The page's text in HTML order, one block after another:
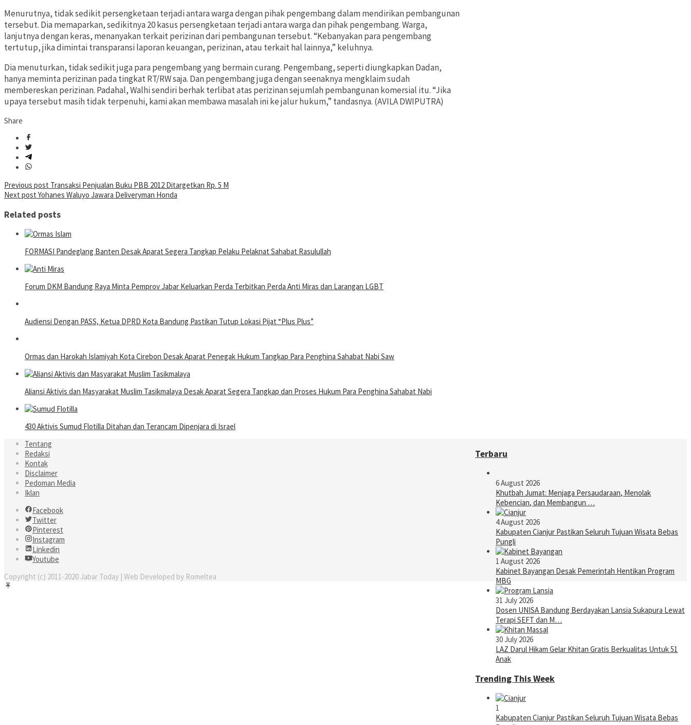
Menurutnya, tidak sedikit persengketaan terjadi antara warga dengan pihak pengembang dalam mendirikan pembangunan
tersebut. Dia memaparkan, sedikitnya 20 kasus persengketaan terjadi antara warga dan pihak pengembang. Warga,
lanjutnya dengan keras, menanyakan terkait perizinan dari pembangunan tersebut. “Kebanyakan para pengembang
tertutup, jika dimintai transparansi laporan keuangan, perizinan, atau terkait hal lainnya,” keluhnya.
Dia menuturkan, tidak sedikit juga para pengembang yang bermain curang. Pengembang, seperti diungkapkan Dadan,
hanya meminta perizinan pada tingkat RT/RW saja. Dan pengembang juga dengan seenaknya mengklaim sudah
membereskan perizinan. Padahal, Walhi sendiri berhak terlibat atas perizinan sejumlah pembangunan komersial itu. “Jika
upaya tersebut masih tidak terpenuhi, kami akan membawa masalah ini ke jalur hukum,” tandasnya. (AVILA DWIPUTRA)
Share
Post
navigation
Previous post Transaksi Penjualan Buku PBB 2012 Ditargetkan Rp. 5 M
Next post Yohanes Waluyo Jawara Deliveryman Honda
Related posts
FORMASI Pandeglang Banten Desak Aparat Segera Tangkap Pelaku Pelaknat Sahabat Rasulullah
Forum DKM Bandung Raya Minta Pemprov Jabar Keluarkan Perda Terbitkan Perda Anti Miras dan Larangan LGBT
Audiensi Dengan PASS, Ketua DPRD Kota Bandung Pastikan Tutup Lokasi Pijat “Plus Plus”
Ormas dan Harokah Islamiyah Kota Cirebon Desak Aparat Penegak Hukum Tangkap Para Penghina Sahabat Nabi Saw
Aliansi Aktivis dan Masyarakat Muslim Tasikmalaya Desak Aparat Segera Tangkap dan Proses Hukum Para Penghina Sahabat Nabi
430 Aktivis Sumud Flotilla Ditahan dan Terancam Dipenjara di Israel
Terbaru
6 August 2026
Khutbah Jumat: Menjaga Persaudaraan, Menolak
Kebencian, dan Membangun …
4 August 2026
Kabupaten Cianjur Pastikan Seluruh Tujuan Wisata Bebas
Pungli
1 August 2026
Kabinet Bayangan Desak Pemerintah Hentikan Program
MBG
31 July 2026
Dosen UNISA Bandung Berdayakan Lansia Sukapura Lewat
Terapi SEFT dan M…
30 July 2026
LAZ Darul Hikam Gelar Khitan Gratis Berkualitas Untuk 51
Anak
Trending This Week
1
Kabupaten Cianjur Pastikan Seluruh Tujuan Wisata Bebas
Tentang
Redaksi
Kontak
Disclaimer
Pedoman Media
Iklan
Facebook
Twitter
Pinterest
Instagram
Linkedin
Youtube
Copyright (c) 2011-2020 Jabar Today | Web Developed by Romeltea